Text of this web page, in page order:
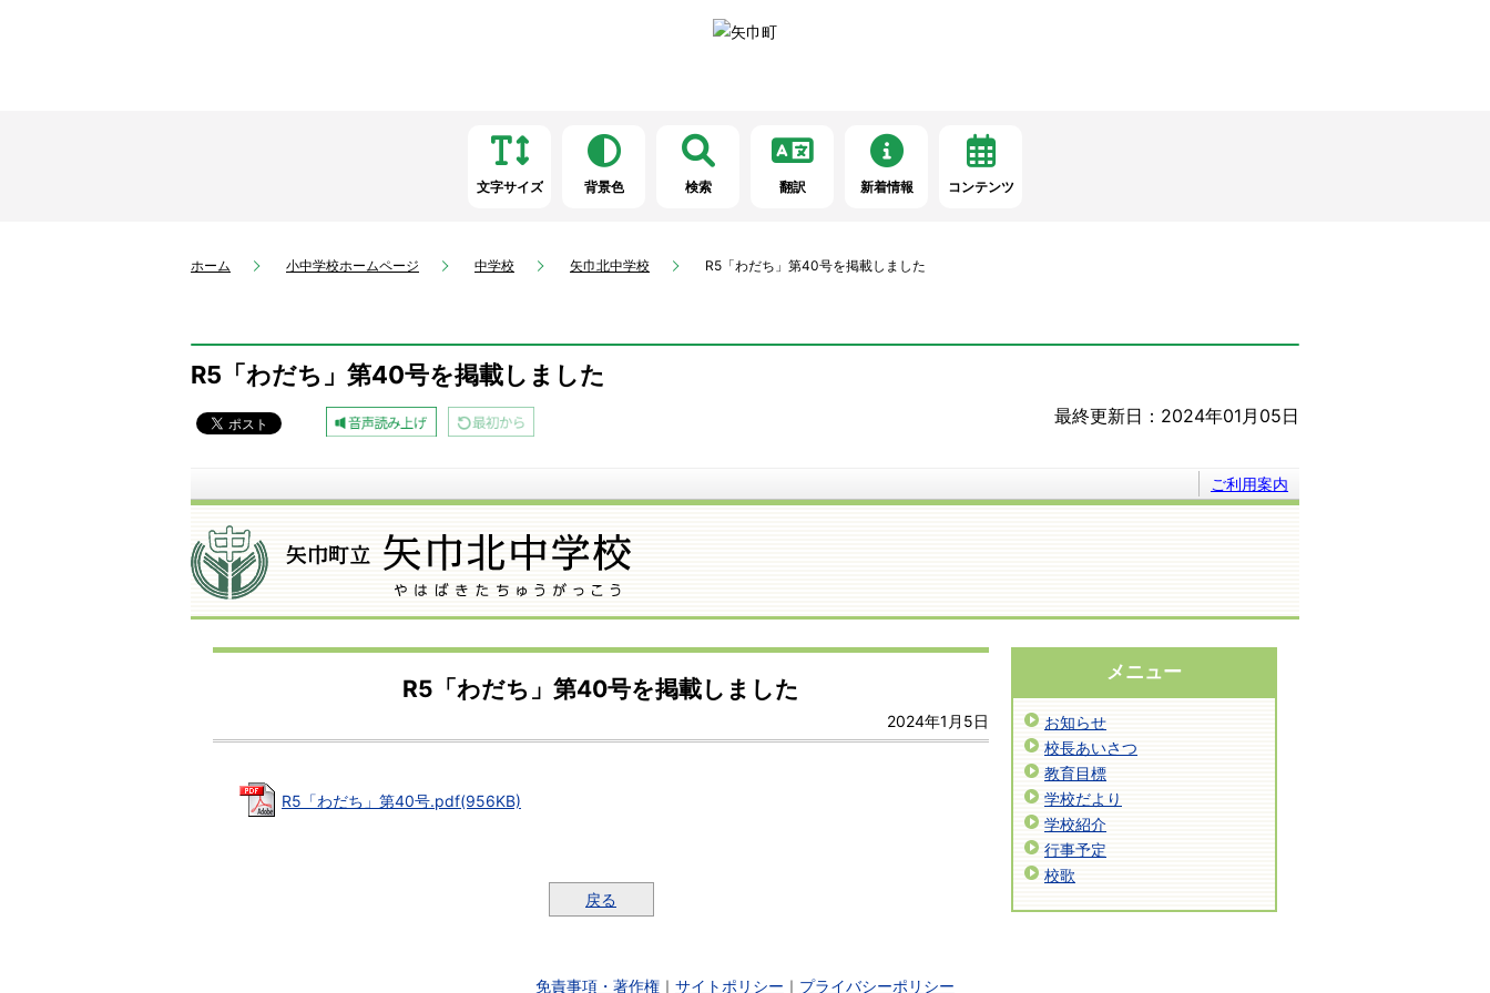
文字サイズ 背景色 検索 翻訳 新着情報 コンテンツ
ホーム 小中学校ホームページ 中学校 矢巾北中学校 R5「わだち」第40号を掲載しました
R5「わだち」第40号を掲載しました
最終更新日：2024年01月05日
ご利用案内
R5「わだち」第40号を掲載しました
2024年1月5日
R5「わだち」第40号.pdf(956KB)
戻る
メニュー
お知らせ
校長あいさつ
教育目標
学校だより
学校紹介
行事予定
校歌
免責事項・著作権 ｜ サイトポリシー ｜ プライバシーポリシー